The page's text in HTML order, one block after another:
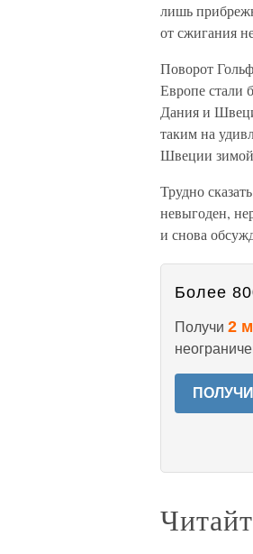
лишь
от сжигания
Поворот
Европе стали
Дания и
таким на
Швеции зимой
Трудно
невыгоден,
и снова
Более
Получи 2